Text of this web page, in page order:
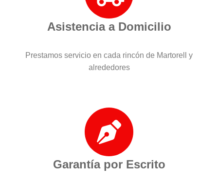
Asistencia a Domicilio
Prestamos servicio en cada rincón de Martorell y
alrededores
Garantía por Escrito